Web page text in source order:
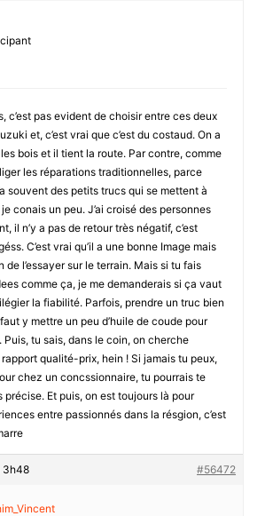
c’est pas evident de choisir entre ces deux
et, c’est vrai que c’est du costaud. On a
bois et il tient la route. Par contre, comme
les réparations traditionnelles, parce
souvent des petits trucs qui se mettent à
conais un peu. J’ai croisé des personnes
il n’y a pas de retour très négatif, c’est
C’est vrai qu’il a une bonne Image mais
de l’essayer sur le terrain. Mais si tu fais
comme ça, je me demanderais si ça vaut
la fiabilité. Parfois, prendre un truc bien
y mettre un peu d’huile de coude pour
Puis, tu sais, dans le coin, on cherche
qualité-prix, hein ! Si jamais tu peux,
chez un concssionnaire, tu pourrais te
précise. Et puis, on est toujours là pour
entre passionnés dans la résgion, c’est
3h48 #56472